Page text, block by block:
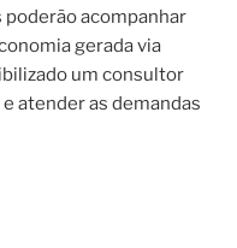
acompanhar
gerada via
um consultor
atender as demandas